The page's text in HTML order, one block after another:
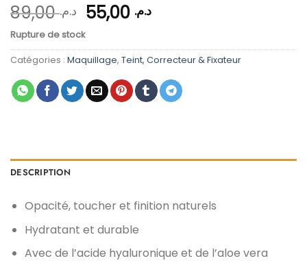
د.م.89,00 Le
prix
initial
était :
د.م. 89,00.
د.م.Le
actuel
est :
Rupture de stock
Catégories : Maquillage, Teint, Correcteur & Fixateur
DESCRIPTION
Opacité, toucher et finition naturels
Hydratant et durable
Avec de l’acide hyaluronique et de l’aloe vera